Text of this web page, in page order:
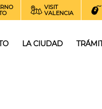
VISIT
VALENCIA
LA CIUDAD